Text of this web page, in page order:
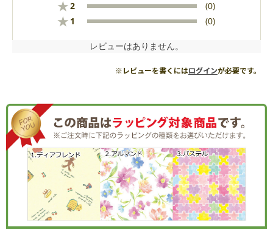
★2 (0)
★ 1 (0)
レビューはありません。
※レビューを書くにはログインが必要です。